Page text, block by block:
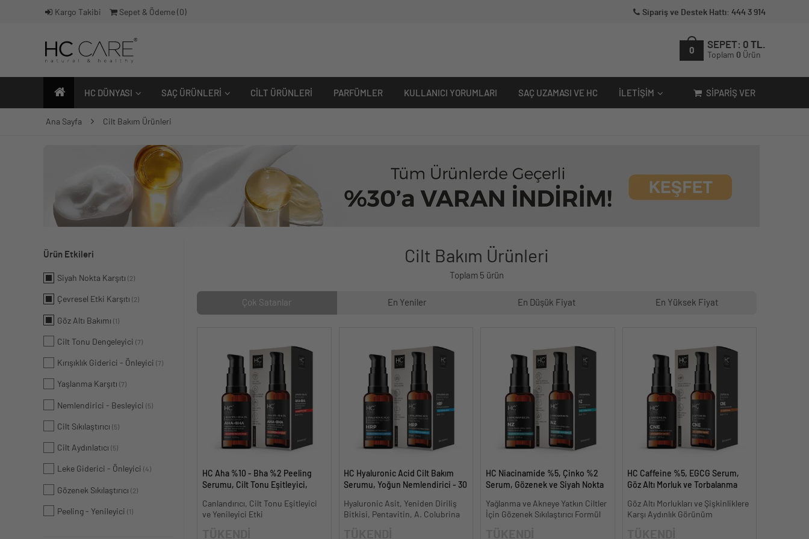
Kargo Takibi Sepet & Ödeme ( 0 ) Sipariş ve Destek Hattı: 444 3 914
0
SEPET: 0 TL.
Toplam 0 Ürün
HC DÜNYASI SAÇ ÜRÜNLERI CILT ÜRÜNLERI PARFÜMLER KULLANICI YORUMLARI SAÇ UZAMASI VE HC İLETIŞIM SIPARIŞ VER
Ana Sayfa Cilt Bakım Ürünleri
Ürün Etkileri
Siyah Nokta Karşıtı (2)
Çevresel Etki Karşıtı (2)
Göz Altı Bakımı (1)
Cilt Tonu Dengeleyici (7)
Kırışıklık Giderici - Önleyici (7)
Yaşlanma Karşıtı (7)
Nemlendirici - Besleyici (5)
Cilt Sıkılaştırıcı (5)
Cilt Aydınlatıcı (5)
Leke Giderici - Önleyici (4)
Gözenek Sıkılaştırıcı (2)
Peeling - Yenileyici (1)
Cilt Bakım Ürünleri
Toplam 5 ürün
Çok Satanlar En Yeniler En Düşük Fiyat En Yüksek Fiyat
HC Aha %10 - Bha %2 Peeling
Serumu, Cilt Tonu Eşitleyici,
Canlandırıcı, Cilt Tonu Eşitleyici
ve Yenileyici Etki
HC Hyaluronic Acid Cilt Bakım
Serumu, Yoğun Nemlendirici - 30
Hyaluronic Asit, Yeniden Diriliş
Bitkisi, Pentavitin, A. Colubrina
HC Niacinamide %5, Çinko %2
Serum, Gözenek ve Siyah Nokta
- 30 ml.
Yağlanma ve Akneye Yatkın Ciltler
İçin Gözenek Sıkılaştırıcı Formül
HC Caffeine %5, EGCG Serum,
Göz Altı Morluk ve Torbalanma
Göz Altı Morlukları ve Şişkinliklere
Karşı Aydınlık Görünüm